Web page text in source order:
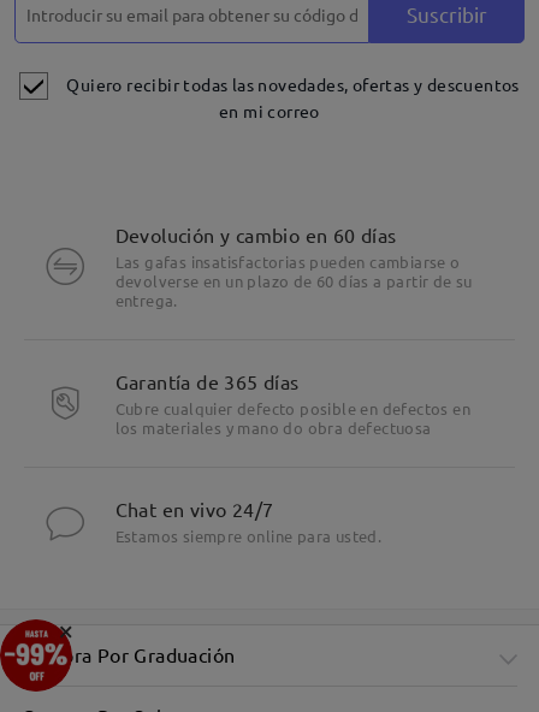
Suscribir
Quiero recibir todas las novedades, ofertas y descuentos
en mi correo
Devolución y cambio en 60 días
Las gafas insatisfactorias pueden cambiarse o
devolverse en un plazo de 60 días a partir de su
entrega.
Garantía de 365 días
Cubre cualquier defecto posible en defectos en
los materiales y mano do obra defectuosa
Chat en vivo 24/7
Estamos siempre online para usted.
Compra Por Graduación
×